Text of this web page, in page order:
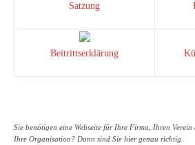
Satzung
Beitrittserklärung
Sie benötigen eine Webseite für Ihre Firma, Ihren Verein
Ihre Organisation? Dann sind Sie hier genau richtig.